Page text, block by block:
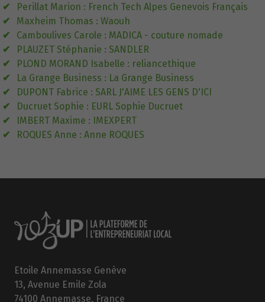
Perillat Marion : French Tech Alpes Genevois Français
Maxheim Thomas : Waouh
Camboulives Carole : MADICA - couture nomade
PLAUZET Stéphanie : SANDLER
PLOND MORAND Isabelle : reliancethique
La Grange Business : La Grange Business
DUPONT Fabrice : SARL J'AIME LES GENS D'ICI
Ducruet Sophie : EURL Sophie Ducruet
IMBERT Maxime : IMEXPERT
ROQUES Anne : Anne ROQUES
Etoile Annemasse Genève
13, Avenue Emile Zola
74100 Annemasse, France